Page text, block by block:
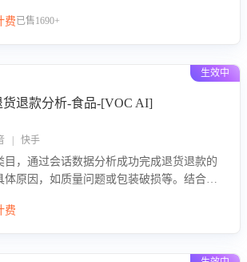
，实现销售额的显著提升。
费已售1690+
生效中
货退款分析-食品-[VOC AI]
| 快手
目，通过会话数据分析成功完成退货退款的
体原因，如质量问题或包装破损等。结合AI
效率。
费